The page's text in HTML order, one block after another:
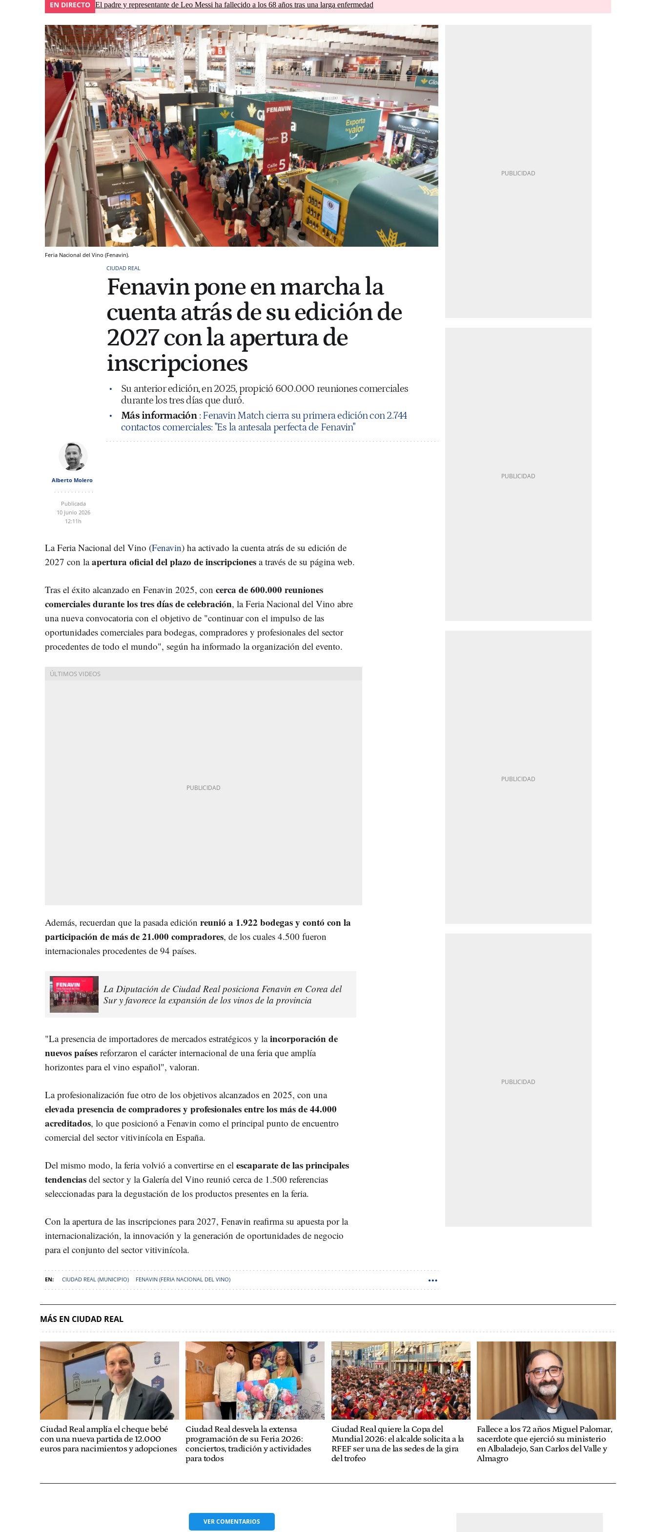
EN DIRECTO El padre y representante de Leo Messi ha fallecido a los 68 años tras una larga enfermedad
Feria Nacional del Vino (Fenavin).
CIUDAD REAL
Fenavin pone en marcha la
cuenta atrás de su edición de
2027 con la apertura de
inscripciones
Su anterior edición, en 2025, propició 600.000 reuniones comerciales
durante los tres días que duró.
Más información : Fenavin Match cierra su primera edición con 2.744
contactos comerciales: "Es la antesala perfecta de Fenavin"
Alberto Molero
Publicada
10 junio 2026
12:11h
La Feria Nacional del Vino (Fenavin) ha activado la cuenta atrás de su edición de
2027 con laapertura oficial del plazo de inscripciones a través de su página web.
Tras el éxito alcanzado en Fenavin 2025, con cerca de 600.000 reuniones
comerciales durante los tres días de celebración, la Feria Nacional del Vino abre
una nueva convocatoria con el objetivo de "continuar con el impulso de las
oportunidades comerciales para bodegas, compradores y profesionales del sector
procedentes de todo el mundo", según ha informado la organización del evento.
Además, recuerdan que la pasada edición reunió a 1.922 bodegas y contó con la
participación de más de 21.000 compradores, de los cuales 4.500 fueron
internacionales procedentes de 94 países.
La Diputación de Ciudad Real posiciona Fenavin en Corea del
Sur y favorece la expansión de los vinos de la provincia
"La presencia de importadores de mercados estratégicos y laincorporación de
nuevos países reforzaron el carácter internacional de una feria que amplía
horizontes para el vino español", valoran.
La profesionalización fue otro de los objetivos alcanzados en 2025, con una
elevada presencia de compradores y profesionales entre los más de 44.000
acreditados, lo que posicionó a Fenavin como el principal punto de encuentro
comercial del sector vitivinícola en España.
Del mismo modo, la feria volvió a convertirse en el escaparate de las principales
tendencias del sector y la Galería del Vino reunió cerca de 1.500 referencias
seleccionadas para la degustación de los productos presentes en la feria.
Con la apertura de las inscripciones para 2027, Fenavin reafirma su apuesta por la
internacionalización, la innovación y la generación de oportunidades de negocio
para el conjunto del sector vitivinícola.
CIUDAD REAL (MUNICIPIO) FENAVIN (FERIA NACIONAL DEL VINO)
MÁS EN CIUDAD REAL
Ciudad Real amplía el cheque bebé
con una nueva partida de 12.000
euros para nacimientos y adopciones
Ciudad Real desvela la extensa
programación de su Feria 2026:
conciertos, tradición y actividades
para todos
Ciudad Real quiere la Copa del
Mundial 2026: el alcalde solicita a la
RFEF ser una de las sedes de la gira
del trofeo
Fallece a los 72 años Miguel Palomar,
sacerdote que ejerció su ministerio
en Albaladejo, San Carlos del Valle y
Almagro
VERCOMENTARIOS